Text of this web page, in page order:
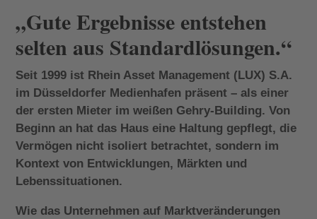
„Gute Ergebnisse entstehen
selten aus Standardlösungen.“
Seit 1999 ist Rhein Asset Management (LUX) S.A.
im Düsseldorfer Medienhafen präsent – als einer
der ersten Mieter im weißen Gehry-Building. Von
Beginn an hat das Haus eine Haltung gepflegt, die
Vermögen nicht isoliert betrachtet, sondern im
Kontext von Entwicklungen, Märkten und
Lebenssituationen.
Wie das Unternehmen auf Marktveränderungen